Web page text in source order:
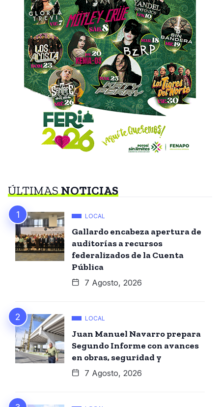
ÚLTIMASNOTICIAS
LOCAL
Gallardo encabeza apertura de
auditorías a recursos
federalizados de la Cuenta
Pública
7 Agosto, 2026
LOCAL
Juan Manuel Navarro prepara
Segundo Informe con avances
en obras, seguridad y
7 Agosto, 2026